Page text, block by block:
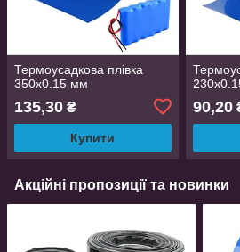
Термоусадкова плівка
350х0.15 мм
135,30 ₴
Купити
90,20
Акційні пропозиції та новинки